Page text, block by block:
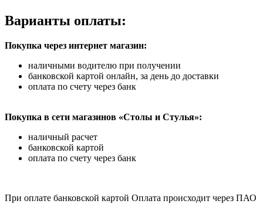
Варианты оплаты:
Покупка через интернет магазин:
наличными водителю при получении
банковской картой онлайн, за день до доставки
оплата по счету через банк
Покупка в сети магазинов «Столы и Стулья»:
наличный расчет
банковской картой
оплата по счету через банк
При оплате банковской картой Оплата происходит через ПАО